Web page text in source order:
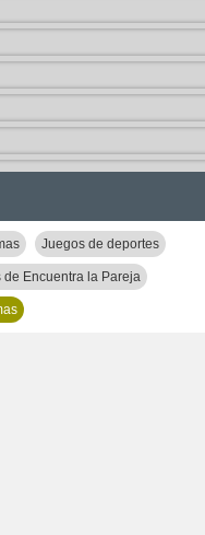
Juegos de deportes
de Encuentra la Pareja